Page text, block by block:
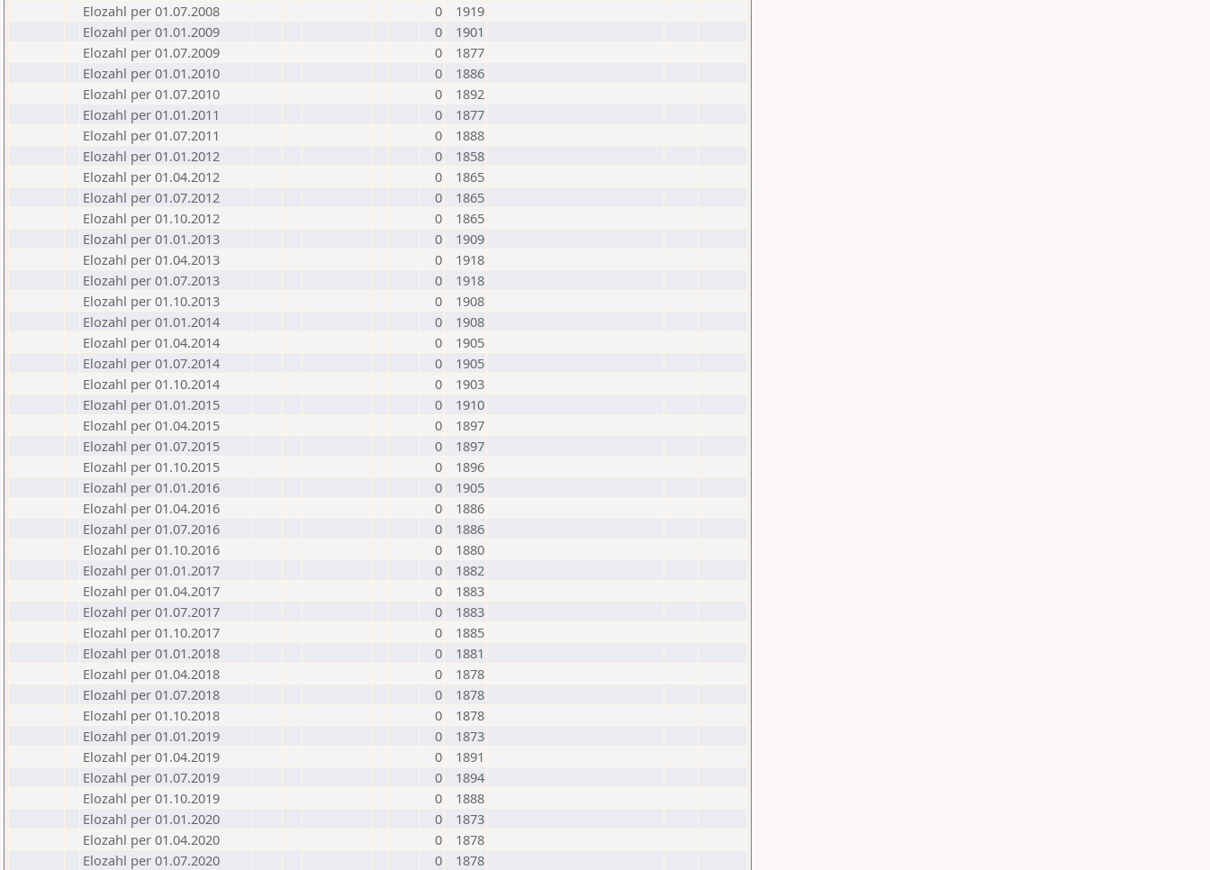
Elozahl per 01.07.2008
0
1919
Elozahl per 01.01.2009
0
1901
Elozahl per 01.07.2009
0
1877
Elozahl per 01.01.2010
0
1886
Elozahl per 01.07.2010
0
1892
Elozahl per 01.01.2011
0
1877
Elozahl per 01.07.2011
0
1888
Elozahl per 01.01.2012
0
1858
Elozahl per 01.04.2012
0
1865
Elozahl per 01.07.2012
0
1865
Elozahl per 01.10.2012
0
1865
Elozahl per 01.01.2013
0
1909
Elozahl per 01.04.2013
0
1918
Elozahl per 01.07.2013
0
1918
Elozahl per 01.10.2013
0
1908
Elozahl per 01.01.2014
0
1908
Elozahl per 01.04.2014
0
1905
Elozahl per 01.07.2014
0
1905
Elozahl per 01.10.2014
0
1903
Elozahl per 01.01.2015
0
1910
Elozahl per 01.04.2015
0
1897
Elozahl per 01.07.2015
0
1897
Elozahl per 01.10.2015
0
1896
Elozahl per 01.01.2016
0
1905
Elozahl per 01.04.2016
0
1886
Elozahl per 01.07.2016
0
1886
Elozahl per 01.10.2016
0
1880
Elozahl per 01.01.2017
0
1882
Elozahl per 01.04.2017
0
1883
Elozahl per 01.07.2017
0
1883
Elozahl per 01.10.2017
0
1885
Elozahl per 01.01.2018
0
1881
Elozahl per 01.04.2018
0
1878
Elozahl per 01.07.2018
0
1878
Elozahl per 01.10.2018
0
1878
Elozahl per 01.01.2019
0
1873
Elozahl per 01.04.2019
0
1891
Elozahl per 01.07.2019
0
1894
Elozahl per 01.10.2019
0
1888
Elozahl per 01.01.2020
0
1873
Elozahl per 01.04.2020
0
1878
Elozahl per 01.07.2020
0
1878